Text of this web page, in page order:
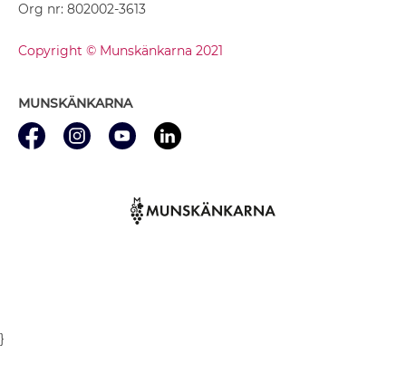
Org nr: 802002-3613
Copyright © Munskänkarna 2021
MUNSKÄNKARNA
}